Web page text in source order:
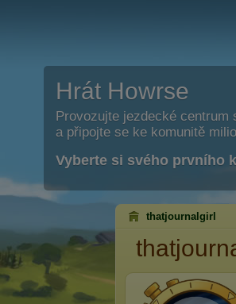
Hrát Howrse
Provozujte jezdecké centrum
a připojte se ke komunitě
Vyberte si svého prvního
thatjournalgirl